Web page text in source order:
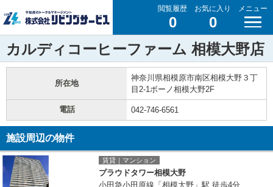
閲覧履歴
0
お気に入り
0
メニュー
カルディコーヒーファーム 相模大野店
所在地
神奈川県相模原市南区相模大野３丁
目2-1ボーノ相模大野2F
電話 042-746-6561
施設周辺の物件
賃貸｜マンション
プラウドタワー相模大野
小田急小田原線「相模大野」駅 徒歩4分